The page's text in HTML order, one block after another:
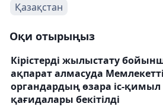
Қазақстан
Оқи отырыңыз
Кірістерді жылыстату
ақпарат алмасуда
органдардың өзара іс-қимыл
қағидалары бекітілді